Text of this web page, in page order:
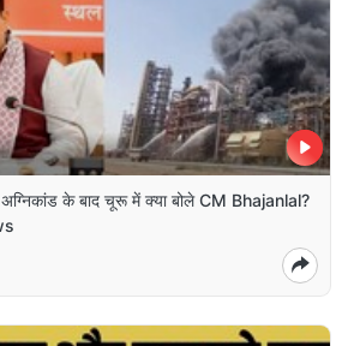
के बाद चूरू में क्या बोले CM Bhajanlal?